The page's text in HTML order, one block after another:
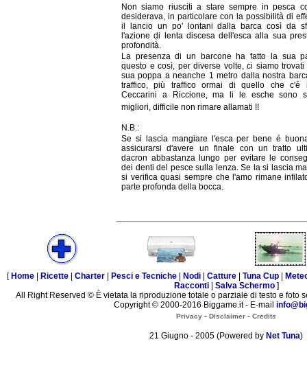
Non siamo riusciti a stare sempre in pesca
desiderava, in particolare con la possibilità di
il lancio un po' lontani dalla barca così da
l'azione di lenta discesa dell'esca alla sua
profondità.
La presenza di un barcone ha fatto la sua
questo e così, per diverse volte, ci siamo
sua poppa a neanche 1 metro dalla nostra
traffico, più traffico ormai di quello che c'é
Ceccarini a Riccione, ma li le esche sono
migliori, difficile non rimare allamati !!
N.B.:
Se si lascia mangiare l'esca per bene é
assicurarsi d'avere un finale con un tratto
dacron abbastanza lungo per evitare le
dei denti del pesce sulla lenza. Se la si lascia
si verifica quasi sempre che l'amo rimane
parte profonda della bocca.
[ Home Ricette Charter Pesci e Tecniche Nodi Catture Tuna Cup
Racconti| Salva Schermo]
All Right Reserved © È vietata la riproduzione totale o parziale di testo e foto
Copyright © 2000-2016 Biggame.it - E-mail
Privacy - Disclaimer - Credits
21 Giugno - 2005 (Powered by Net Tuna)